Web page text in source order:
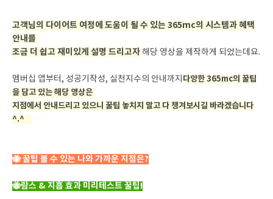
고객님의 다이어트 여정에 도움이 될 수 있는 365mc의 시스템과 혜택
안내를
조금 더 쉽고 재미있게 설명 드리고자 해당 영상을 제작하게 되었는데요.
멤버십 앱부터, 성공기작성, 실천지수의 안내까지 다양한 365mc의 꿀팁
을 담고 있는 해당 영상은
지점에서 안내드리고 있으니 꿀팁 놓치지 말고 다 챙겨보시길 바라겠습니다
^.^
^.^
🐝 꿀팁 볼 수 있는 나와 가까운 지점은?
🐝람스 & 지흡 효과 미리테스트 꿀팁!